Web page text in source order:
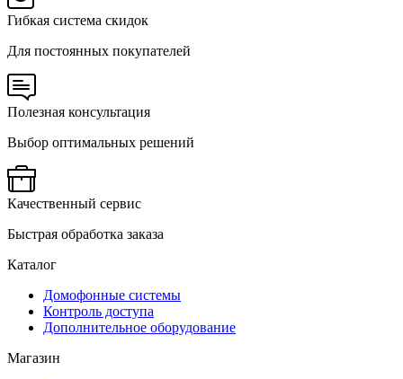
Гибкая система скидок
Для постоянных покупателей
Полезная консультация
Выбор оптимальных решений
Качественный сервис
Быстрая обработка заказа
Каталог
Домофонные системы
Контроль доступа
Дополнительное оборудование
Магазин